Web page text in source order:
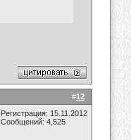
#12
Регистрация: 15.11.2012
Сообщений: 4,525